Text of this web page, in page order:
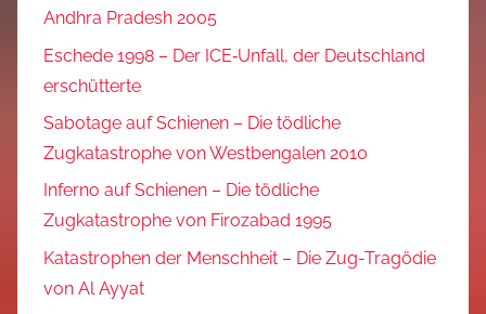
Andhra Pradesh 2005
Eschede 1998 – Der ICE‑Unfall, der Deutschland
erschütterte
Sabotage auf Schienen – Die tödliche
Zugkatastrophe von Westbengalen 2010
Inferno auf Schienen – Die tödliche
Zugkatastrophe von Firozabad 1995
Katastrophen der Menschheit – Die Zug-Tragödie
von Al Ayyat